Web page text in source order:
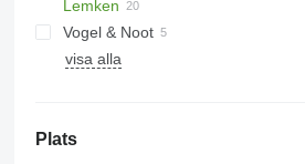
Lemken
Juwel
Juwel 8
Vogel & Noot
XMS
visa alla
Plats